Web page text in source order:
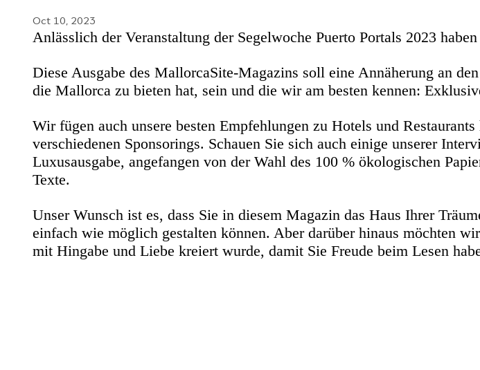
Oct 10, 2023
Anlässlich der Veranstaltung der Segelwoche Puerto Portals 2023
Diese Ausgabe des MallorcaSite-Magazins soll eine Annäherung an
die Mallorca zu bieten hat, sein und die wir am besten kennen:
Wir fügen auch unsere besten Empfehlungen zu Hotels und
verschiedenen Sponsorings. Schauen Sie sich auch einige unserer
Luxusausgabe, angefangen von der Wahl des 100 % ökologischen
Texte.
Unser Wunsch ist es, dass Sie in diesem Magazin das Haus Ihrer
einfach wie möglich gestalten können. Aber darüber hinaus möchten
mit Hingabe und Liebe kreiert wurde, damit Sie Freude beim Lesen